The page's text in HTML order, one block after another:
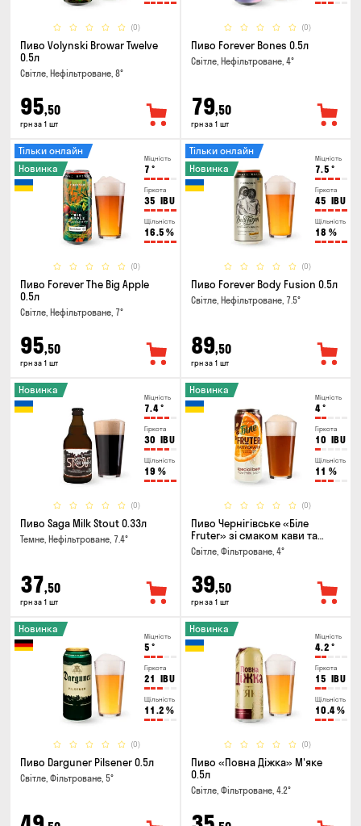
(0)
Пиво Volynski Browar Twelve
0.5л
Світле, Нефільтроване, 8°
95,50
грн за 1 шт
(0)
Пиво Forever Bones 0.5л
Світле, Нефільтроване, 4°
79,50
грн за 1 шт
Міцність
7 °
Гіркота
35 IBU
Щільність
16.5 %
(0)
Тільки онлайн
Новинка
Пиво Forever The Big Apple
0.5л
Світле, Нефільтроване, 7°
95,50
грн за 1 шт
Міцність
7.5 °
Гіркота
45 IBU
Щільність
18 %
(0)
Тільки онлайн
Новинка
Пиво Forever Body Fusion 0.5л
Світле, Нефільтроване, 7.5°
89,50
грн за 1 шт
Міцність
7.4°
Гіркота
30 IBU
Щільність
19 %
(0)
Новинка
Пиво Saga Milk Stout 0.33л
Темне, Нефільтроване, 7.4°
37,50
грн за 1 шт
Міцність
4°
Гіркота
10 IBU
Щільність
11 %
(0)
Новинка
Пиво Чернігівське «Біле
Fruter» зі смаком кави та
апельсину 0.5л
Світле, Фільтроване, 4°
39,50
грн за 1 шт
Міцність
5 °
Гіркота
21 IBU
Щільність
11.2 %
(0)
Новинка
Пиво Darguner Pilsener 0.5л
Світле, Фільтроване, 5°
Міцність
4.2 °
Гіркота
15 IBU
Щільність
10.4%
(0)
Новинка
Пиво «Повна Діжка» М'яке
0.5л
Світле, Фільтроване, 4.2°